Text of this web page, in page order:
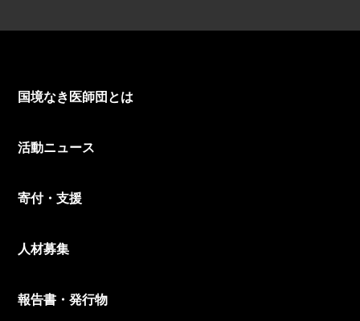
国境なき医師団とは
活動ニュース
寄付・支援
人材募集
報告書・発行物